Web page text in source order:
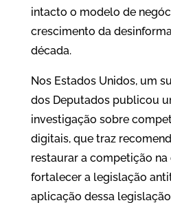
intacto o modelo de
crescimento da
década.
Nos Estados Unidos, um
dos Deputados publicou
investigação sobre
digitais, que traz
restaurar a competição
fortalecer a legislação
aplicação dessa